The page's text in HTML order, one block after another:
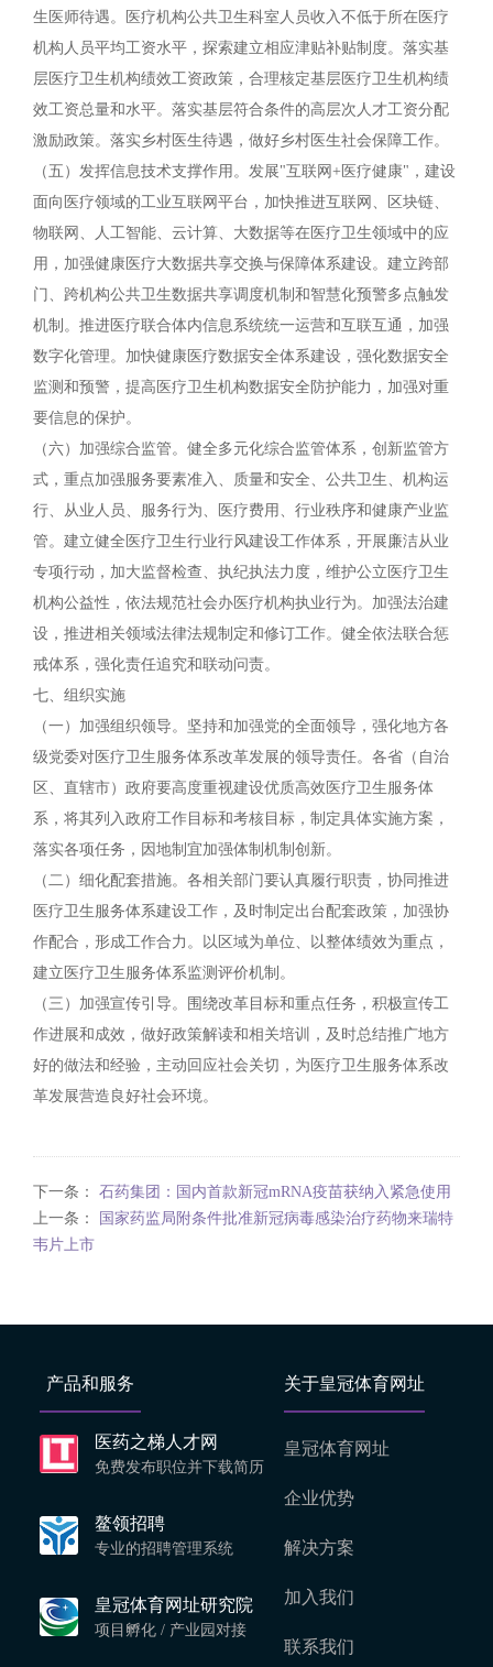
生医师待遇。医疗机构公共卫生科室人员收入不低于所在医疗
机构人员平均工资水平，探索建立相应津贴补贴制度。落实基
层医疗卫生机构绩效工资政策，合理核定基层医疗卫生机构绩
效工资总量和水平。落实基层符合条件的高层次人才工资分配
激励政策。落实乡村医生待遇，做好乡村医生社会保障工作。
（五）发挥信息技术支撑作用。发展"互联网+医疗健康"，建设
面向医疗领域的工业互联网平台，加快推进互联网、区块链、
物联网、人工智能、云计算、大数据等在医疗卫生领域中的应
用，加强健康医疗大数据共享交换与保障体系建设。建立跨部
门、跨机构公共卫生数据共享调度机制和智慧化预警多点触发
机制。推进医疗联合体内信息系统统一运营和互联互通，加强
数字化管理。加快健康医疗数据安全体系建设，强化数据安全
监测和预警，提高医疗卫生机构数据安全防护能力，加强对重
要信息的保护。
（六）加强综合监管。健全多元化综合监管体系，创新监管方
式，重点加强服务要素准入、质量和安全、公共卫生、机构运
行、从业人员、服务行为、医疗费用、行业秩序和健康产业监
管。建立健全医疗卫生行业行风建设工作体系，开展廉洁从业
专项行动，加大监督检查、执纪执法力度，维护公立医疗卫生
机构公益性，依法规范社会办医疗机构执业行为。加强法治建
设，推进相关领域法律法规制定和修订工作。健全依法联合惩
戒体系，强化责任追究和联动问责。
七、组织实施
（一）加强组织领导。坚持和加强党的全面领导，强化地方各
级党委对医疗卫生服务体系改革发展的领导责任。各省（自治
区、直辖市）政府要高度重视建设优质高效医疗卫生服务体
系，将其列入政府工作目标和考核目标，制定具体实施方案，
落实各项任务，因地制宜加强体制机制创新。
（二）细化配套措施。各相关部门要认真履行职责，协同推进
医疗卫生服务体系建设工作，及时制定出台配套政策，加强协
作配合，形成工作合力。以区域为单位、以整体绩效为重点，
建立医疗卫生服务体系监测评价机制。
（三）加强宣传引导。围绕改革目标和重点任务，积极宣传工
作进展和成效，做好政策解读和相关培训，及时总结推广地方
好的做法和经验，主动回应社会关切，为医疗卫生服务体系改
革发展营造良好社会环境。
下一条： 石药集团：国内首款新冠mRNA疫苗获纳入紧急使用
上一条：
国家药监局附条件批准新冠病毒感染治疗药物来瑞特
韦片上市
产品和服务
医药之梯人才网
免费发布职位并下载简历
鳌领招聘
专业的招聘管理系统
皇冠体育网址研究院
项目孵化 / 产业园对接
关于皇冠体育网址
皇冠体育网址
企业优势
解决方案
加入我们
联系我们